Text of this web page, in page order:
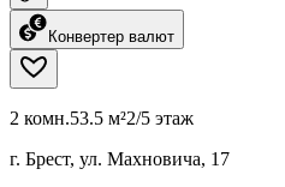
Конвертер валют
2 комн.53.5 м²2/5 этаж
г. Брест, ул. Махновича, 17